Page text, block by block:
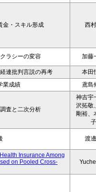
金・スキル形成 西
ラシーの変容 加藤
連批判言説の再考
本田
業成績
鳶島
査と二次分析
神吉宇
沢拓敬
剛裕、
子
渡
Insurance Among
on Pooled Cross-